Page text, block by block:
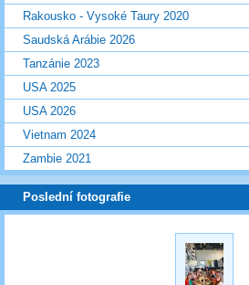
Rakousko - Vysoké Taury 2020
Saudská Arábie 2026
Tanzánie 2023
USA 2025
USA 2026
Vietnam 2024
Zambie 2021
Poslední fotografie